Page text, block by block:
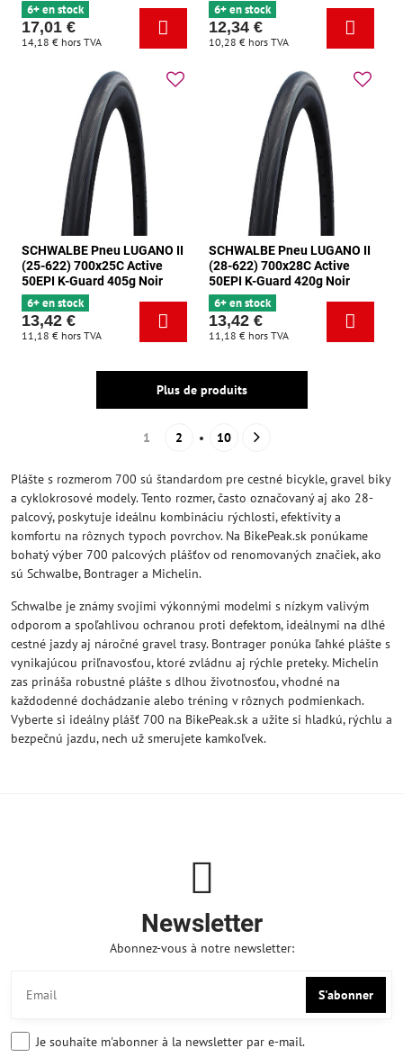
6+ en stock
17,01 €
14,18 € hors TVA
6+ en stock
12,34 €
10,28 € hors TVA
SCHWALBE Pneu LUGANO II
(25-622) 700x25C Active
50EPI K-Guard 405g Noir
6+ en stock
13,42 €
11,18 € hors TVA
SCHWALBE Pneu LUGANO II
(28-622) 700x28C Active
50EPI K-Guard 420g Noir
6+ en stock
13,42 €
11,18 € hors TVA
Plus de produits
1 2 10
Plášte s rozmerom 700 sú štandardom pre cestné bicykle, gravel biky
a cyklokrosové modely. Tento rozmer, často označovaný aj ako 28-
palcový, poskytuje ideálnu kombináciu rýchlosti, efektivity a
komfortu na rôznych typoch povrchov. Na BikePeak.sk ponúkame
bohatý výber 700 palcových plášťov od renomovaných značiek, ako
sú Schwalbe, Bontrager a Michelin.
Schwalbe je známy svojimi výkonnými modelmi s nízkym valivým
odporom a spoľahlivou ochranou proti defektom, ideálnymi na dlhé
cestné jazdy aj náročné gravel trasy. Bontrager ponúka ľahké plášte s
vynikajúcou priľnavosťou, ktoré zvládnu aj rýchle preteky. Michelin
zas prináša robustné plášte s dlhou životnosťou, vhodné na
každodenné dochádzanie alebo tréning v rôznych podmienkach.
Vyberte si ideálny plášť 700 na BikePeak.sk a užite si hladkú, rýchlu a
bezpečnú jazdu, nech už smerujete kamkoľvek.
Newsletter
Abonnez-vous à notre newsletter:
S'abonner
Je souhaite m'abonner à la newsletter par e-mail.